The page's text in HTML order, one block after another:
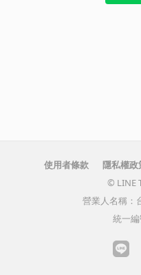
使用者條款 隱私權政
© LINE
營業人名稱：
統一